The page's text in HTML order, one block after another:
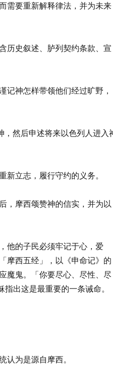
需要重新解释律法，并为未来
历史叙述、胪列契约条款、宣
记神怎样带领他们经过旷野，
然后申述将来以色列人进入
立志，履行守约的义务。
，摩西颂赞神的信实，并为以
他的子民必须牢记于心，爱
摩西五经」，以《申命记》的
魔鬼。「你要尽心、尽性、尽
出这是最重要的一条诫命。
认为是源自摩西。